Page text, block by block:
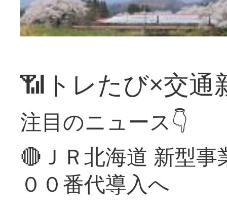
📶トレたび×交通
注目のニュース👇
🔴ＪＲ北海道 新型
００番代導入へ